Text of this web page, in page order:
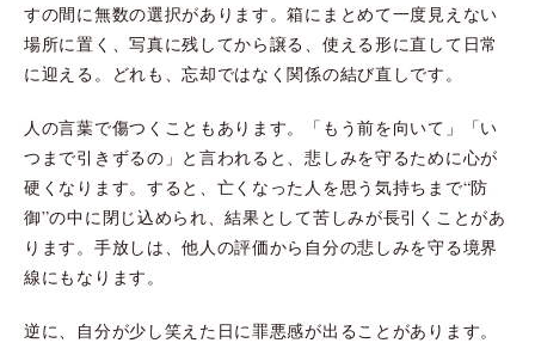
すの間に無数の選択があります。箱にまとめて一度見えない
場所に置く、写真に残してから譲る、使える形に直して日常
に迎える。どれも、忘却ではなく関係の結び直しです。
人の言葉で傷つくこともあります。「もう前を向いて」「い
つまで引きずるの」と言われると、悲しみを守るために心が
硬くなります。すると、亡くなった人を思う気持ちまで“防
御”の中に閉じ込められ、結果として苦しみが長引くことがあ
ります。手放しは、他人の評価から自分の悲しみを守る境界
線にもなります。
逆に、自分が少し笑えた日に罪悪感が出ることがあります。